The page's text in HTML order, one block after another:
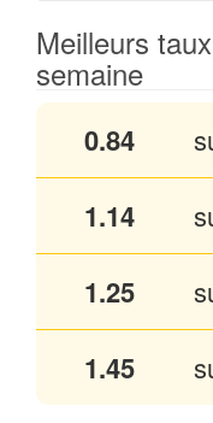
Meilleurs
semaine
0.84
1.14
1.25
1.45